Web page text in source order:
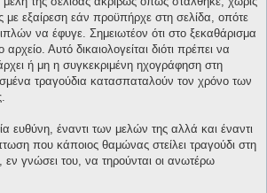
με εξαίρεση εάν προϋπήρχε στη σελίδα, οπότε
να έφυγε. Σημειωτέον ότι στο ξεκαθάρισμα
αρχείο. Αυτό δικαιολογείται διότι πρέπει να
ή μη η συγκεκριμένη ηχογράφηση στη
τραγούδια κατασπαταλούν τον χρόνο των
ευθύνη, έναντι των μελών της αλλά και έναντι
που κάποιος θαμώνας στείλει τραγούδι στη
γνώσει του, να τηρούνται οι ανωτέρω